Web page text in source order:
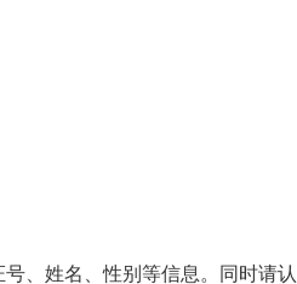
、姓名、性别等信息。同时请认